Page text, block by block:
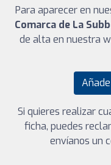
Para aparecer en
Comarca de La
de alta en nuestra
Si quieres realizar
ficha, puedes
envíanos un